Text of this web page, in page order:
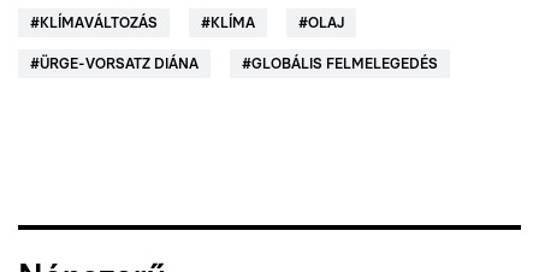
#KLÍMAVÁLTOZÁS #KLÍMA #OLAJ
#ÜRGE-VORSATZ DIÁNA #GLOBÁLIS FELMELEGEDÉS